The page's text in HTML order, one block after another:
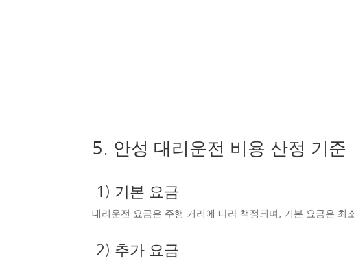
5. 안성 대리운전 비용 산정 기준
1) 기본 요금
대리운전 요금은 주행 거리에 따라 책정되며, 기본 요금은
2) 추가 요금